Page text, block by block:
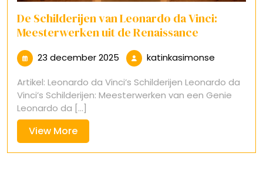
De Schilderijen van Leonardo da Vinci:
Meesterwerken uit de Renaissance
23 december 2025 23
december
2025
katinkasimonse
Artikel: Leonardo da Vinci’s Schilderijen Leonardo da
Vinci’s Schilderijen: Meesterwerken van een Genie
Leonardo da [...]
View MoreView
More